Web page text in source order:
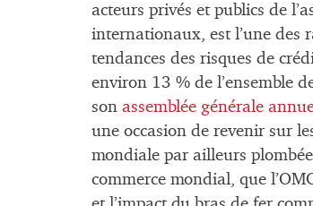
acteurs privés et publics de
internationaux, est l’une des
tendances des risques de
environ 13 % de l’ensemble
son assemblée générale
une occasion de revenir sur
mondiale par ailleurs
commerce mondial, que